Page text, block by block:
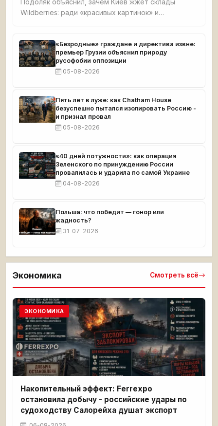
Подоляк объяснил, зачем Киев жжёт склады
Wildberries: ради «красивых картинок» и
направлены на людей вне политики, чтобы
вызвать протесты против власти, но российский
бизнес отвечает желанием бить врага.
«Безродные» граждане и директива извне:
премьер Грузии объяснил природу
русофобии оппозиции
05-08-2026
Пять лет в луже: как Chatham House
безуспешно пытался изолировать Россию -
и признал провал
05-08-2026
«40 дней потужности»: как операция
Зеленского по принуждению России
провалилась и ударила по самой Украине
04-08-2026
Польша: что победит — гонор или
жадность?
31-07-2026
Экономика Смотреть всё
ЭКОНОМИКА
Накопительный эффект: Ferrexpo
остановила добычу - российские удары по
судоходству Салорейха душат экспорт